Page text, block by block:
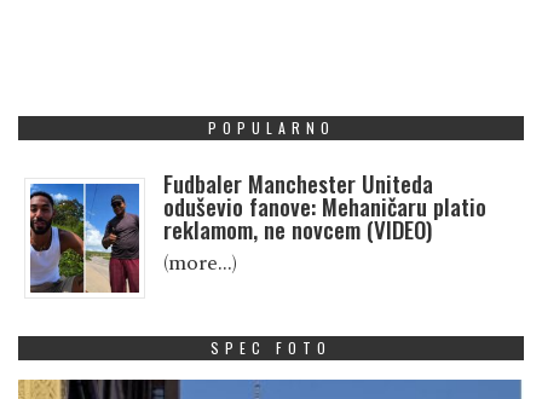
POPULARNO
Fudbaler Manchester Uniteda
oduševio fanove: Mehaničaru platio
reklamom, ne novcem (VIDEO)
(more…)
SPEC FOTO